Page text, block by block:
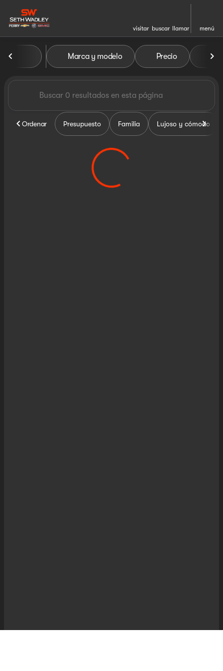
visitar buscar llamar menú
filtrar volver arriba
Vehículos en venta en Seth
Marca y modelo Precio
Ordenar Presupuesto Familia Lujoso y cómodo